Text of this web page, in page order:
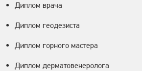
Диплом врача
Диплом геодезиста
Диплом горного мастера
Диплом дерматовенеролога